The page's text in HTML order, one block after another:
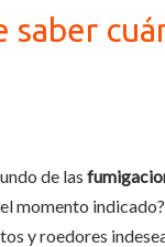
saber
de las
momento
y roedores